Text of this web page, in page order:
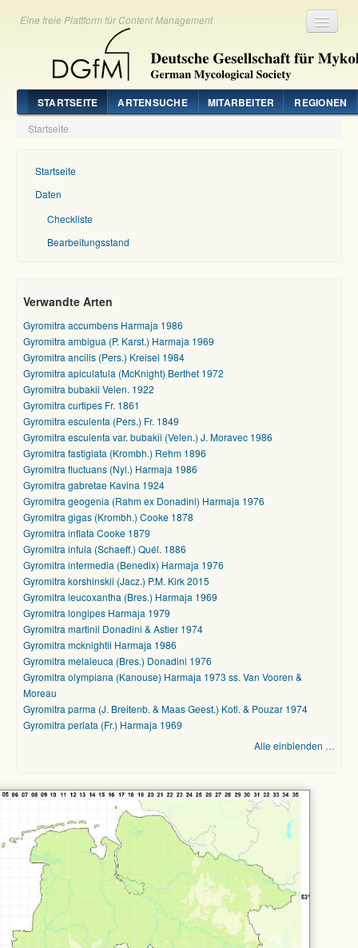
Eine freie Plattform für Content Management
STARTSEITE ARTENSUCHE MITARBEITER REGIONEN
Startseite
Startseite
Daten
Checkliste
Bearbeitungsstand
Verwandte Arten
Gyromitra accumbens Harmaja 1986
Gyromitra ambigua (P. Karst.) Harmaja 1969
Gyromitra ancilis (Pers.) Kreisel 1984
Gyromitra apiculatula (McKnight) Berthet 1972
Gyromitra bubakii Velen. 1922
Gyromitra curtipes Fr. 1861
Gyromitra esculenta (Pers.) Fr. 1849
Gyromitra esculenta var. bubakii (Velen.) J. Moravec 1986
Gyromitra fastigiata (Krombh.) Rehm 1896
Gyromitra fluctuans (Nyl.) Harmaja 1986
Gyromitra gabretae Kavina 1924
Gyromitra geogenia (Rahm ex Donadini) Harmaja 1976
Gyromitra gigas (Krombh.) Cooke 1878
Gyromitra inflata Cooke 1879
Gyromitra infula (Schaeff.) Quél. 1886
Gyromitra intermedia (Benedix) Harmaja 1976
Gyromitra korshinskii (Jacz.) P.M. Kirk 2015
Gyromitra leucoxantha (Bres.) Harmaja 1969
Gyromitra longipes Harmaja 1979
Gyromitra martinii Donadini & Astier 1974
Gyromitra mcknightii Harmaja 1986
Gyromitra melaleuca (Bres.) Donadini 1976
Gyromitra olympiana (Kanouse) Harmaja 1973 ss. Van Vooren &
Moreau
Gyromitra parma (J. Breitenb. & Maas Geest.) Kotl. & Pouzar 1974
Gyromitra perlata (Fr.) Harmaja 1969
Alle einblenden …